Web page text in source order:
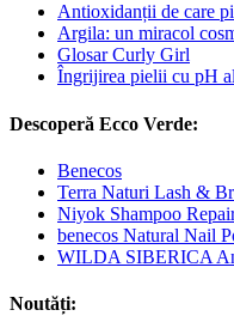
Antioxidanții de care
Argila: un miracol
Glosar Curly Girl
Îngrijirea pielii cu pH
Descoperă Ecco Verde:
Benecos
Terra Naturi Lash &
Niyok Shampoo
benecos Natural Nail
WILDA SIBERICA
Noutăți: